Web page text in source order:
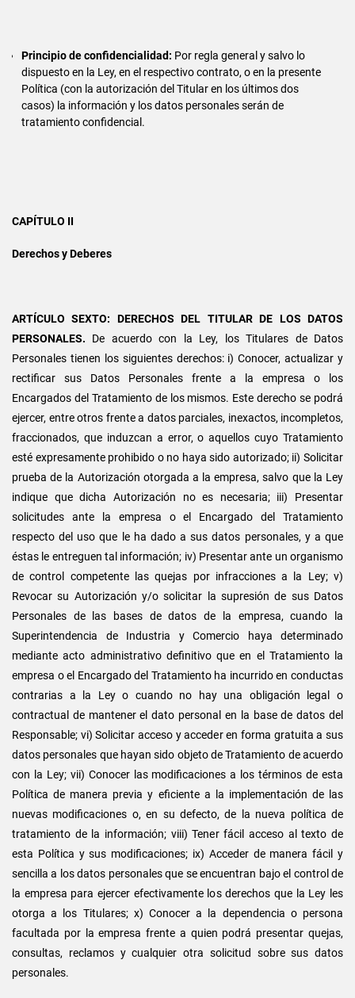
Principio de confidencialidad: Por regla general y salvo lo
dispuesto en la Ley, en el respectivo contrato, o en la presente
Política (con la autorización del Titular en los últimos dos
casos) la información y los datos personales serán de
tratamiento confidencial.
CAPÍTULO II
Derechos y Deberes
ARTÍCULO SEXTO: DERECHOS DEL TITULAR DE LOS DATOS
PERSONALES. De acuerdo con la Ley, los Titulares de Datos
Personales tienen los siguientes derechos: i) Conocer, actualizar y
rectificar sus Datos Personales frente a la empresa o los
Encargados del Tratamiento de los mismos. Este derecho se podrá
ejercer, entre otros frente a datos parciales, inexactos, incompletos,
fraccionados, que induzcan a error, o aquellos cuyo Tratamiento
esté expresamente prohibido o no haya sido autorizado; ii) Solicitar
prueba de la Autorización otorgada a la empresa, salvo que la Ley
indique que dicha Autorización no es necesaria; iii) Presentar
solicitudes ante la empresa o el Encargado del Tratamiento
respecto del uso que le ha dado a sus datos personales, y a que
éstas le entreguen tal información; iv) Presentar ante un organismo
de control competente las quejas por infracciones a la Ley; v)
Revocar su Autorización y/o solicitar la supresión de sus Datos
Personales de las bases de datos de la empresa, cuando la
Superintendencia de Industria y Comercio haya determinado
mediante acto administrativo definitivo que en el Tratamiento la
empresa o el Encargado del Tratamiento ha incurrido en conductas
contrarias a la Ley o cuando no hay una obligación legal o
contractual de mantener el dato personal en la base de datos del
Responsable; vi) Solicitar acceso y acceder en forma gratuita a sus
datos personales que hayan sido objeto de Tratamiento de acuerdo
con la Ley; vii) Conocer las modificaciones a los términos de esta
Política de manera previa y eficiente a la implementación de las
nuevas modificaciones o, en su defecto, de la nueva política de
tratamiento de la información; viii) Tener fácil acceso al texto de
esta Política y sus modificaciones; ix) Acceder de manera fácil y
sencilla a los datos personales que se encuentran bajo el control de
la empresa para ejercer efectivamente los derechos que la Ley les
otorga a los Titulares; x) Conocer a la dependencia o persona
facultada por la empresa frente a quien podrá presentar quejas,
consultas, reclamos y cualquier otra solicitud sobre sus datos
personales.